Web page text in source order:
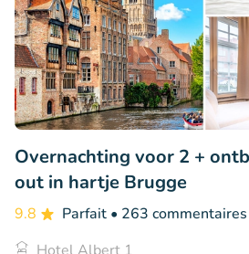
Overnachting voor 2 +
out in hartje Brugge
9.8 Parfait • 263 commentaires